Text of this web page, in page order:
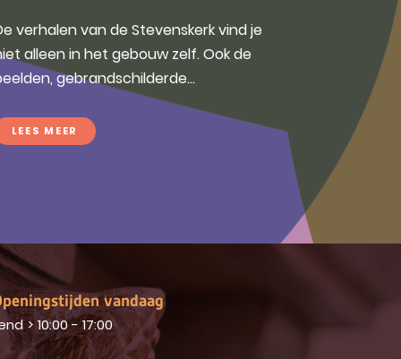
verhalen van de Stevenskerk vind je
alleen in het gebouw zelf. Ook de
gebrandschilderde...
LEES MEER
vandaag
> 10:00 - 17:00